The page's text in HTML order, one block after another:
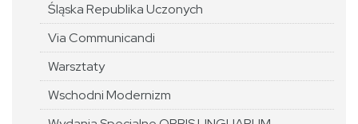
Śląska Republika Uczonych
Via Communicandi
Warsztaty
Wschodni Modernizm